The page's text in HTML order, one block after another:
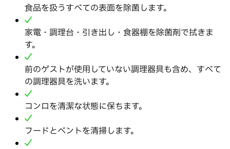
食品を扱うすべての表面を除菌します。
家電・調理台・引き出し・食器棚を除菌剤で拭きま
す。
前のゲストが使用していない調理器具も含め、すべて
の調理器具を洗います。
コンロを清潔な状態に保ちます。
フードとベントを清掃します。